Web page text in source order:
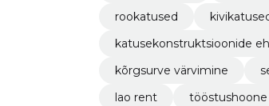
rookatused
katusekonstruktsioonide
kõrgsurve värvimine
lao rent